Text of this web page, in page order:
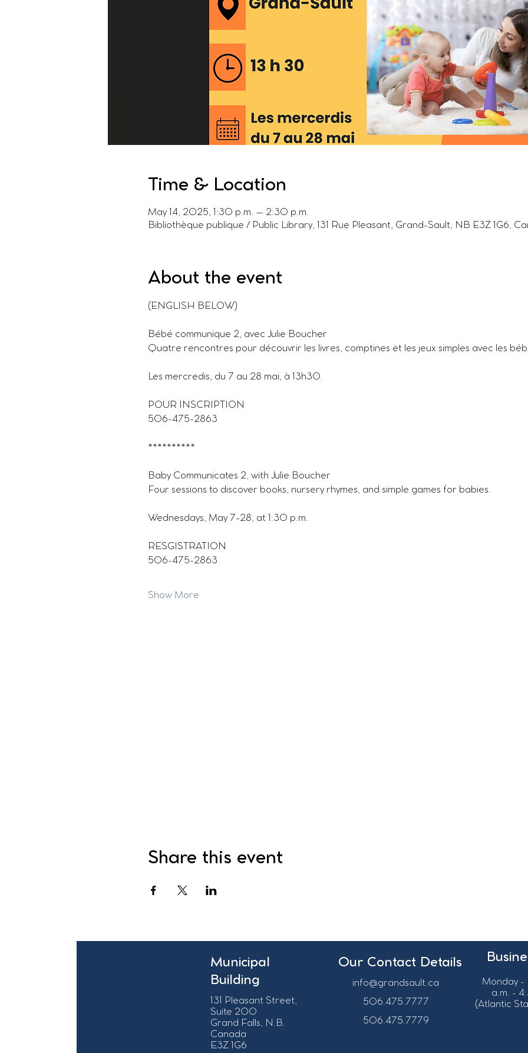
Time & Location
May 14, 2025, 1:30 p.m. – 2:30 p.m.
Bibliothèque publique / Public Library, 131 Rue Pleasant, Grand-Sault, NB E3Z 1G6,
About the event
(ENGLISH BELOW)
Bébé communique 2, avec Julie Boucher
Quatre rencontres pour découvrir les livres, comptines et les jeux simples avec les
Les mercredis, du 7 au 28 mai, à 13h30.
POUR INSCRIPTION
506-475-2863
**********
Baby Communicates 2, with Julie Boucher
Four sessions to discover books, nursery rhymes, and simple games for babies.
Wednesdays, May 7-28, at 1:30 p.m.
RESGISTRATION
506-475-2863
Show More
Share this event
Municipal
Building
131 Pleasant Street,
Suite 200
Grand Falls, N.B.
Canada
E3Z 1G6
Our Contact Details
info@grandsault.ca
506.475.7777
506.475.7779
Monday -
a.m. -
(Atlantic